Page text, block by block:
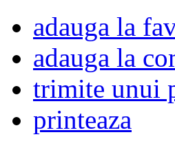
adauga la
adauga la
trimite unui
printeaza